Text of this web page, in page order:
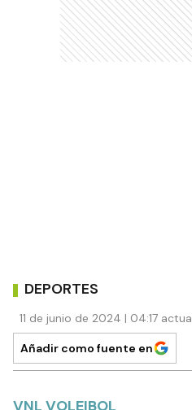
DEPORTES
11 de junio de 2024 | 04:17
Añadir como fuente en
VNL VOLEIBOL